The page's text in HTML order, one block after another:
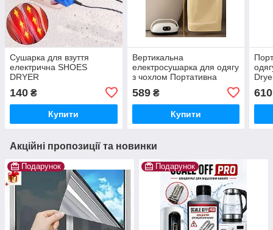
Сушарка для взуття
електрична SHOES
DRYER
140 ₴
Купити
Вертикальна
електросушарка для одягу
з чохлом Портативна
гарячим повітрям і
таймером
589₴
Купити
610
Акційні пропозиції та новинки
Подарунок Подарунок